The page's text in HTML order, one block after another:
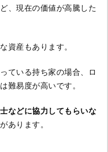
、現在の価値が高騰した
資産もあります。
ている持ち家の場合、ロ
難易度が高いです。
などに協力してもらいな
あります。